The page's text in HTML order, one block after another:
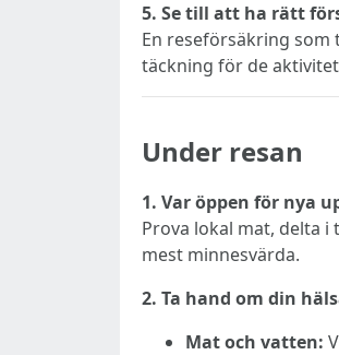
5. Se till att ha rätt
En reseförsäkring
täckning för de
Under resan
1. Var öppen för nya
Prova lokal mat, delta
mest minnesvärda.
2. Ta hand om din
Mat och vatten: